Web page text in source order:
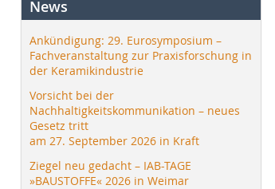
News
Ankündigung: 29. Eurosymposium –
Fachveranstaltung zur Praxisforschung in
der Keramikindustrie
Vorsicht bei der
Nachhaltigkeitskommunikation – neues
Gesetz tritt
am 27. September 2026 in Kraft
Ziegel neu gedacht – IAB-TAGE
»BAUSTOFFE« 2026 in Weimar